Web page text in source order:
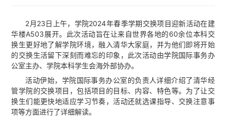
2月23日上午，学院2024年春季学期交换项目迎新活动在建
华楼A503展开。此次活动旨在让来自世界各地的60余位本科交
换生更好地了解学院环境，融入清华大家庭，并为他们即将开始
的交换生活留下深刻而难忘的印象，此次活动由学院国际事务办
公室主办、学院本科学生会海外部协办。
活动伊始，学院国际事务办公室的负责人详细介绍了清华经
管学院的交换项目，包括项目的目标、内容、特色等。为了让交
换生们能更快地适应学习节奏，活动还就选课指导、交换注意事
项等方面进行了详细解读。